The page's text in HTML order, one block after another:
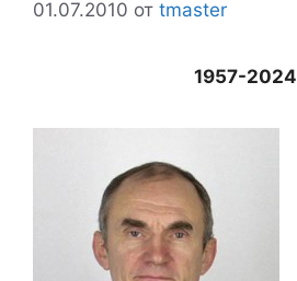
01.07.2010 от tmaster
1957-2024